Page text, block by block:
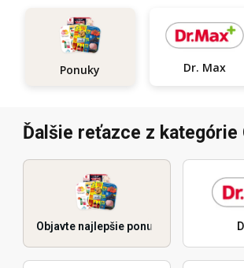
Ponuky Dr. Max
Ďalšie reťazce z kategórie
Objavte najlepšie ponuky